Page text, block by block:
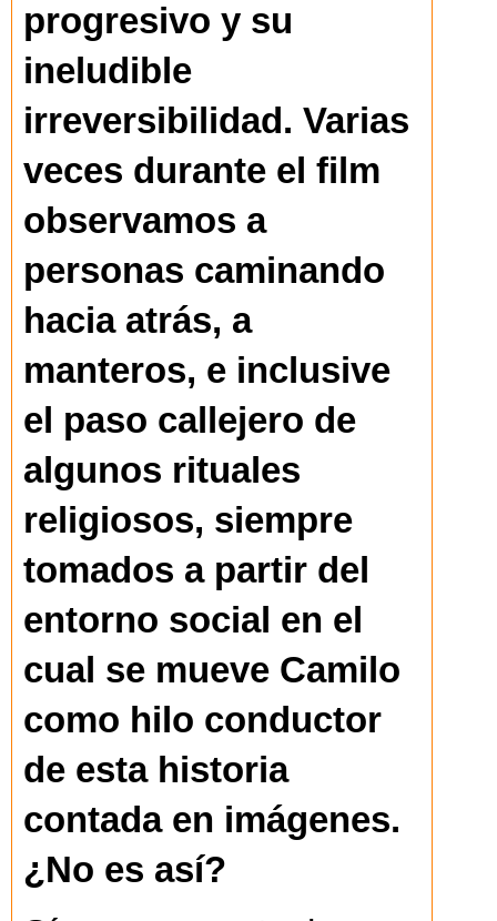
progresivo y su
ineludible
irreversibilidad. Varias
veces durante el film
observamos a
personas caminando
hacia atrás, a
manteros, e inclusive
el paso callejero de
algunos rituales
religiosos, siempre
tomados a partir del
entorno social en el
cual se mueve Camilo
como hilo conductor
de esta historia
contada en imágenes.
¿No es así?